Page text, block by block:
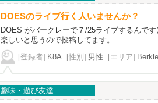
DOESのライブ行く人いませんか？
DOES がバークレーで７/25ライブするんで
楽しいと思うので投稿してます。
[登録者] K8A [性別] 男性 [エリア]
趣味・遊び友達